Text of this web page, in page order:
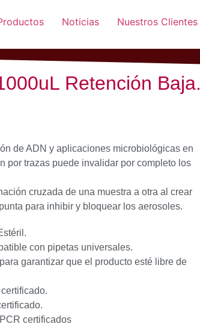
Noticias Nuestros Clientes
Retención Baja.
de ADN y aplicaciones microbiológicas en
por trazas puede invalidar por completo los
cruzada de una muestra a otra al crear
para inhibir y bloquear los aerosoles.
con pipetas universales.
garantizar que el producto esté libre de
certificados